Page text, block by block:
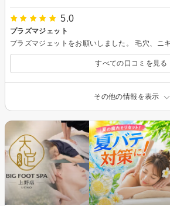
5.0
プラズマジェット
すべての口コミを見る
その他の情報を表示